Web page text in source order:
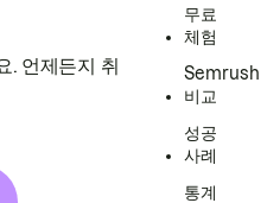
. 언제든지 취
무료
체험
Semrush
비교
성공
사례
통계